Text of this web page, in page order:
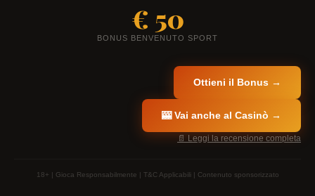
€ 50
BONUS BENVENUTO SPORT
Ottieni il Bonus →
🎰 Vai anche al Casinò →
📄 Leggi la recensione completa
18+ | Gioca Responsabilmente | T&C Applicabili | Contenuto sponsorizzato